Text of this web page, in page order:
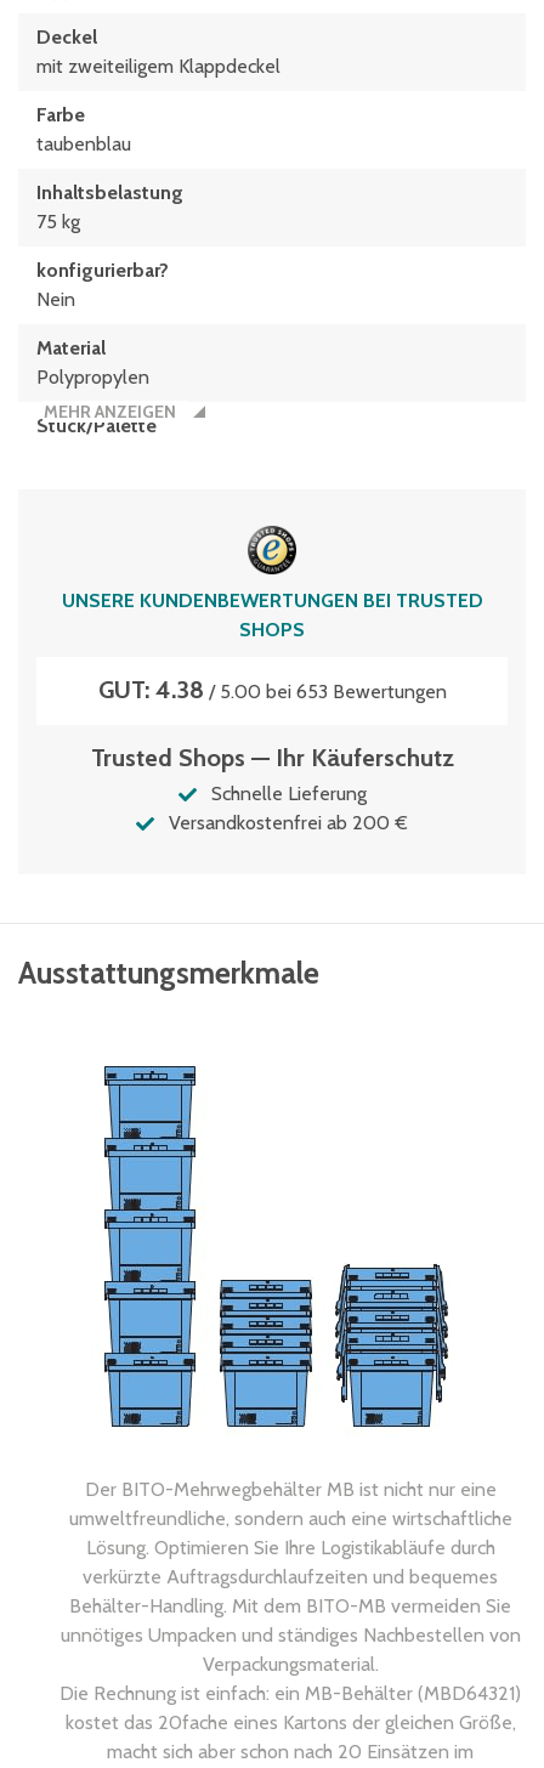
Deckel
mit zweiteiligem Klappdeckel
Farbe
taubenblau
Inhaltsbelastung
75 kg
konfigurierbar?
Nein
Material
Polypropylen
Stück/Palette
147 Liter
MEHR ANZEIGEN
UNSERE KUNDENBEWERTUNGEN BEI TRUSTED
SHOPS
GUT: 4.38 / 5.00 bei 653 Bewertungen
Trusted Shops — Ihr Käuferschutz
Schnelle Lieferung
Versandkostenfrei ab 200 €
Ausstattungsmerkmale
Der BITO-Mehrwegbehälter MB ist nicht nur eine
umweltfreundliche, sondern auch eine wirtschaftliche
Lösung. Optimieren Sie Ihre Logistikabläufe durch
verkürzte Auftragsdurchlaufzeiten und bequemes
Behälter-Handling. Mit dem BITO-MB vermeiden Sie
unnötiges Umpacken und ständiges Nachbestellen von
Verpackungsmaterial.
Die Rechnung ist einfach: ein MB-Behälter (MBD64321)
kostet das 20fache eines Kartons der gleichen Größe,
macht sich aber schon nach 20 Einsätzen im